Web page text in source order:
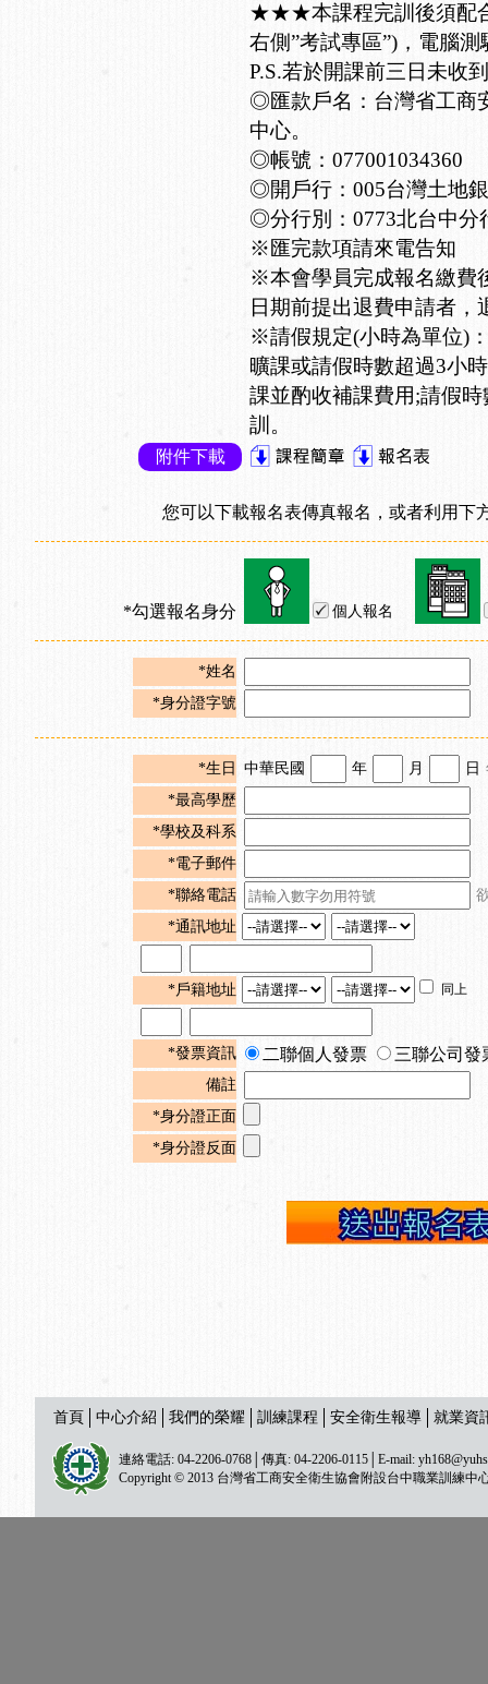
★★★本課程完訓後須配
右側”考試專區”)，電腦
P.S.若於開課前三日未收
◎匯款戶名：台灣省工商
中心。
◎帳號：077001034360
◎開戶行：005台灣土地
◎分行別：0773北台中分
※匯完款項請來電告知
※本會學員完成報名繳費
日期前提出退費申請者，
※請假規定(小時為單位)
曠課或請假時數超過3小
課並酌收補課費用;請假
訓。
附件下載
您可以下載報名表傳真報名，或者利用下
*勾選報名身分 個人報名
*姓名
*身分證字號
*生日 中華民國 年 月 日
*最高學歷
*學校及科系
*電子郵件
*聯絡電話
*通訊地址
*戶籍地址 同上
*發票資訊 二聯個人發票 三聯公司發
備註
*身分證正面
*身分證反面
首頁 中心介紹 我們的榮耀 訓練課程 安全衛生報導 就業資
連絡電話: 04-2206-0768│傳真: 04-2206-0115│E-mail:
Copyright © 2013 台灣省工商安全衛生協會附設台中職業訓練中